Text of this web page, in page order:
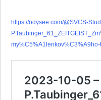
https://odysee.com/@SVCS-
my%C5%A1lenkov%C3%A9ho-